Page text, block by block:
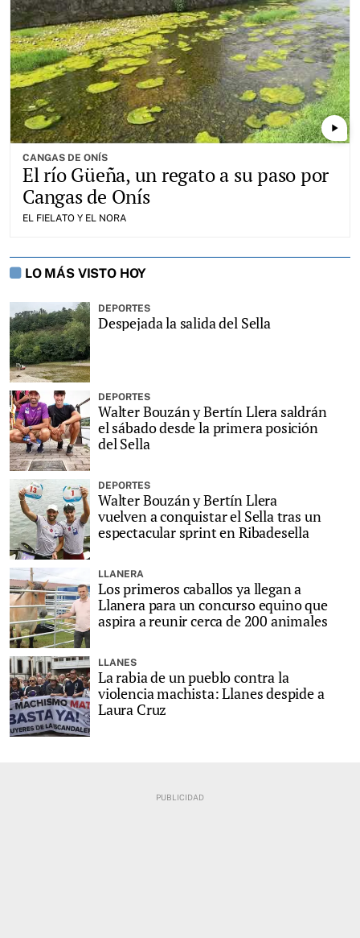
play_arrow
CANGAS DE ONÍS
El río Güeña, un regato a su paso por
Cangas de Onís
EL FIELATO Y EL NORA
LO MÁS VISTO HOY
DEPORTES
Despejada la salida del Sella
DEPORTES
Walter Bouzán y Bertín Llera saldrán
el sábado desde la primera posición
del Sella
DEPORTES
Walter Bouzán y Bertín Llera
vuelven a conquistar el Sella tras un
espectacular sprint en Ribadesella
LLANERA
Los primeros caballos ya llegan a
Llanera para un concurso equino que
aspira a reunir cerca de 200 animales
LLANES
La rabia de un pueblo contra la
violencia machista: Llanes despide a
Laura Cruz